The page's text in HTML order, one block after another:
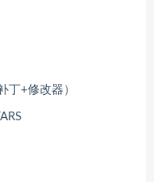
丁+修改器）